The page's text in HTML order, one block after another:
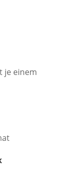
je einem